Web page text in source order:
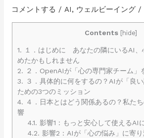
コメントする /AI, ウェルビーイング /
Contents [hide]
1. １．はじめに あなたの隣にいるAI、
めたかもしれません
2. ２．OpenAIが「心の専門家チーム」
3. ３．具体的に何をするの？AIが「良
ための3つのミッション
4. ４．日本とはどう関係あるの？私た
響
4.1. 影響1：もっと安心して使えるAI
4.2. 影響2：AIが「心の悩み」に寄